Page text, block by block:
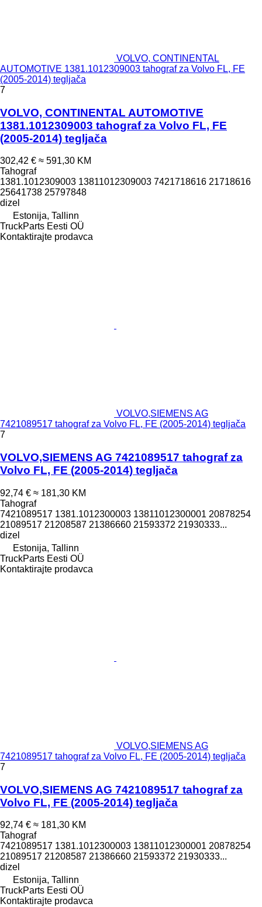
VOLVO, CONTINENTAL
AUTOMOTIVE 1381.1012309003 tahograf za Volvo FL, FE
(2005-2014) tegljača
7
VOLVO, CONTINENTAL AUTOMOTIVE
1381.1012309003 tahograf za Volvo FL, FE
(2005-2014) tegljača
302,42 € ≈ 591,30 KM
Tahograf
1381.1012309003 13811012309003 7421718616 21718616
25641738 25797848
dizel
Estonija, Tallinn
TruckParts Eesti OÜ
Kontaktirajte prodavca
VOLVO,SIEMENS AG
7421089517 tahograf za Volvo FL, FE (2005-2014) tegljača
7
VOLVO,SIEMENS AG 7421089517 tahograf za
Volvo FL, FE (2005-2014) tegljača
92,74 € ≈ 181,30 KM
Tahograf
7421089517 1381.1012300003 13811012300001 20878254
21089517 21208587 21386660 21593372 21930333...
dizel
Estonija, Tallinn
TruckParts Eesti OÜ
Kontaktirajte prodavca
VOLVO,SIEMENS AG
7421089517 tahograf za Volvo FL, FE (2005-2014) tegljača
7
VOLVO,SIEMENS AG 7421089517 tahograf za
Volvo FL, FE (2005-2014) tegljača
92,74 € ≈ 181,30 KM
Tahograf
7421089517 1381.1012300003 13811012300001 20878254
21089517 21208587 21386660 21593372 21930333...
dizel
Estonija, Tallinn
TruckParts Eesti OÜ
Kontaktirajte prodavca